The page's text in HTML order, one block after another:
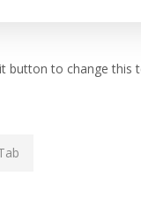
button to change